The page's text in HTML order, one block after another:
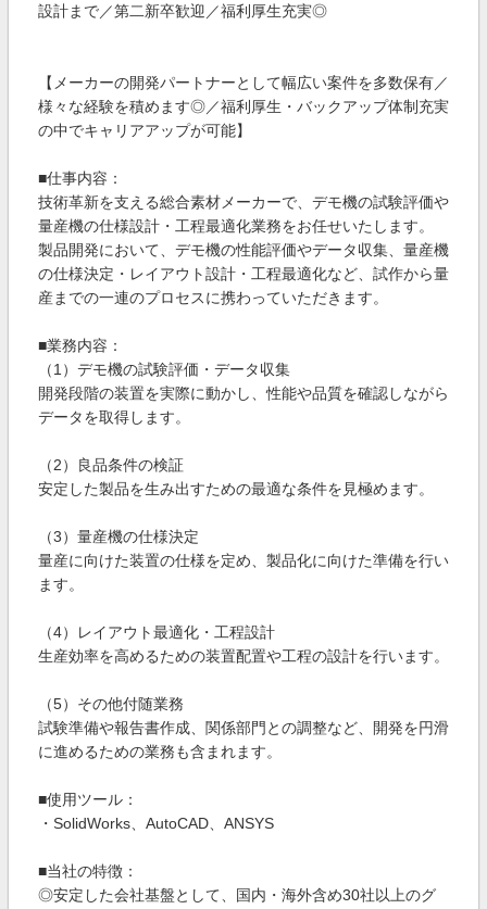
設計まで／第二新卒歓迎／福利厚生充実◎
【メーカーの開発パートナーとして幅広い案件を多数保有／
様々な経験を積めます◎／福利厚生・バックアップ体制充実
の中でキャリアアップが可能】
■仕事内容：
技術革新を支える総合素材メーカーで、デモ機の試験評価や
量産機の仕様設計・工程最適化業務をお任せいたします。
製品開発において、デモ機の性能評価やデータ収集、量産機
の仕様決定・レイアウト設計・工程最適化など、試作から量
産までの一連のプロセスに携わっていただきます。
■業務内容：
（1）デモ機の試験評価・データ収集
開発段階の装置を実際に動かし、性能や品質を確認しながら
データを取得します。
（2）良品条件の検証
安定した製品を生み出すための最適な条件を見極めます。
（3）量産機の仕様決定
量産に向けた装置の仕様を定め、製品化に向けた準備を行い
ます。
（4）レイアウト最適化・工程設計
生産効率を高めるための装置配置や工程の設計を行います。
（5）その他付随業務
試験準備や報告書作成、関係部門との調整など、開発を円滑
に進めるための業務も含まれます。
■使用ツール：
・SolidWorks、AutoCAD、ANSYS
■当社の特徴：
◎安定した会社基盤として、国内・海外含め30社以上のグ